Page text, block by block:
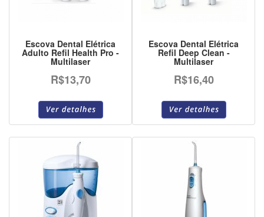
Escova Dental Elétrica
Adulto Refil Health Pro -
Multilaser
R$13,70
Escova Dental Elétrica
Refil Deep Clean -
Multilaser
R$16,40